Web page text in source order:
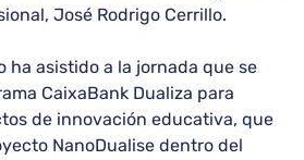
José Rodrigo Cerrillo.
ha asistido a la jornada que se
CaixaBank Dualiza para
de innovación educativa, que
NanoDualise dentro del